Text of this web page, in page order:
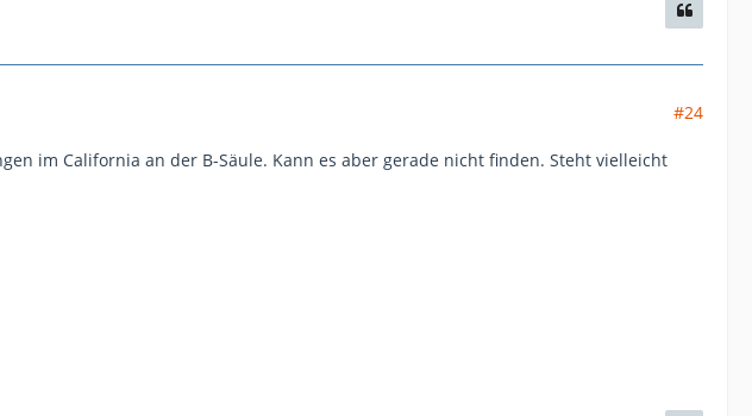
#24
im California an der B-Säule. Kann es aber gerade nicht finden. Steht vielleicht